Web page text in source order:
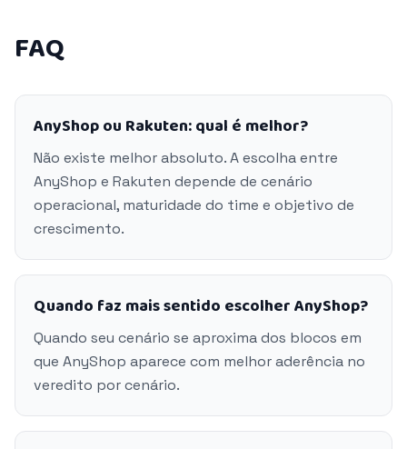
FAQ
AnyShop ou Rakuten: qual é melhor?
Não existe melhor absoluto. A escolha entre
AnyShop e Rakuten depende de cenário
operacional, maturidade do time e objetivo de
crescimento.
Quando faz mais sentido escolher AnyShop?
Quando seu cenário se aproxima dos blocos em
que AnyShop aparece com melhor aderência no
veredito por cenário.